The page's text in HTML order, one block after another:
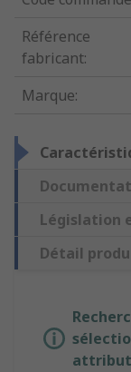
Référence
fabricant:
Marque:
Législation
Détail